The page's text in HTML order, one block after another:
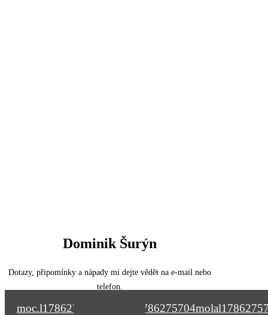
Dominik Šurýn
Dotazy, připomínky a nápady mi dejte vědět na e-mail nebo
telefon.
moc.l1786275704 1786275704molal